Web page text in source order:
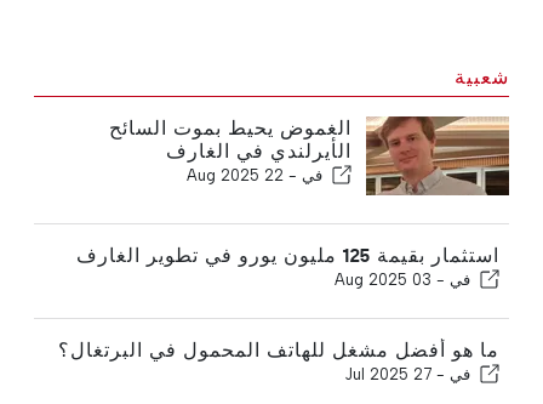
شعبية
الغموض يحيط بموت السائح
الأيرلندي في الغارف
في - 22 Aug 2025
استثمار بقيمة 125 مليون يورو في تطوير الغارف
في - 03 Aug 2025
ما هو أفضل مشغل للهاتف المحمول في البرتغال؟
في - 27 Jul 2025